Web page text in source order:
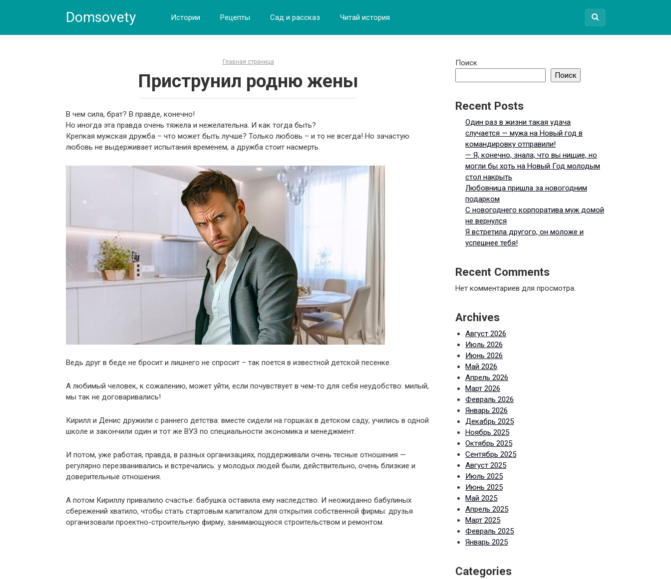
Domsovety Истории Рецепты Сад и рассказ Читай история
Главная страница
Приструнил родню жены
В чем сила, брат? В правде, конечно!
Но иногда эта правда очень тяжела и нежелательна. И как тогда быть?
Крепкая мужская дружба – что может быть лучше? Только любовь – и то не всегда! Но зачастую
любовь не выдерживает испытания временем, а дружба стоит насмерть.
Ведь друг в беде не бросит и лишнего не спросит – так поется в известной детской песенке.
А любимый человек, к сожалению, может уйти, если почувствует в чем-то для себя неудобство: милый,
мы так не договаривались!
Кирилл и Денис дружили с раннего детства: вместе сидели на горшках в детском саду, учились в одной
школе и закончили один и тот же ВУЗ по специальности экономика и менеджмент.
И потом, уже работая, правда, в разных организациях, поддерживали очень тесные отношения —
регулярно перезванивались и встречались: у молодых людей были, действительно, очень близкие и
доверительные отношения.
А потом Кириллу привалило счастье: бабушка оставила ему наследство. И неожиданно бабулиных
сбережений хватило, чтобы стать стартовым капиталом для открытия собственной фирмы: друзья
организовали проектно-строительную фирму, занимающуюся строительством и ремонтом.
Поиск
Поиск
Recent Posts
Один раз в жизни такая удача
случается — мужа на Новый год в
командировку отправили!
— Я, конечно, знала, что вы нищие, но
могли бы хоть на Новый Год молодым
стол накрыть
Любовница пришла за новогодним
подарком
С новогоднего корпоратива муж домой
не вернулся
Я встретила другого, он моложе и
успешнее тебя!
Recent Comments
Нет комментариев для просмотра.
Archives
Август 2026
Июль 2026
Июнь 2026
Май 2026
Апрель 2026
Март 2026
Февраль 2026
Январь 2026
Декабрь 2025
Ноябрь 2025
Октябрь 2025
Сентябрь 2025
Август 2025
Июль 2025
Июнь 2025
Май 2025
Апрель 2025
Март 2025
Февраль 2025
Январь 2025
Categories